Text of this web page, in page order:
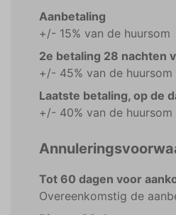
Aanbetaling
+/- 15% van de huursom
2e betaling 28 nachten
+/- 45% van de huursom
Laatste betaling, op de
+/- 40% van de huursom
Tot 60 dagen voor
Overeenkomstig de